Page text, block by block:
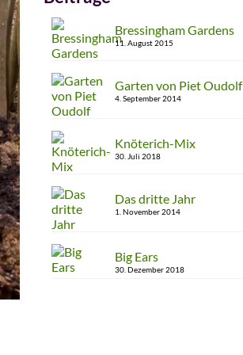
Bressingham Gardens
11. August 2015
Garten von Piet Oudolf
4. September 2014
Knöterich-Mix
30. Juli 2018
Das dritte Jahr
1. November 2014
Big Ears
30. Dezember 2018